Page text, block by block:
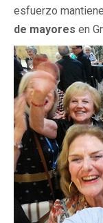
esfuerzo
de mayores en